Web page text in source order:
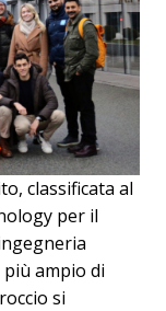
classificata al
per il
ampio di
si